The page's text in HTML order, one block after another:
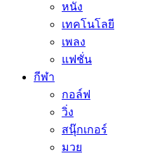
หนัง
เทคโนโลยี
เพลง
แฟชั่น
กีฬา
กอล์ฟ
วิ่ง
สนุ๊กเกอร์
มวย